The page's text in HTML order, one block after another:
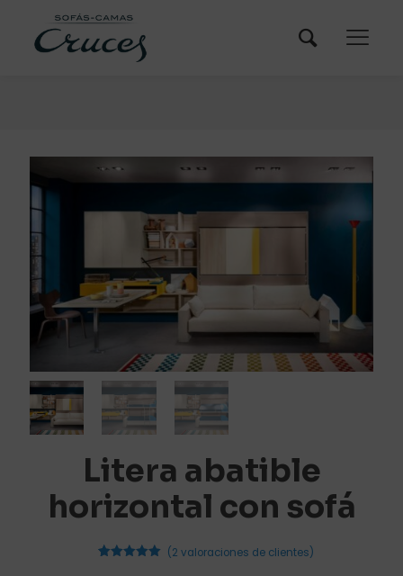
Litera abatible
horizontal con sofá
(2 valoraciones de clientes)